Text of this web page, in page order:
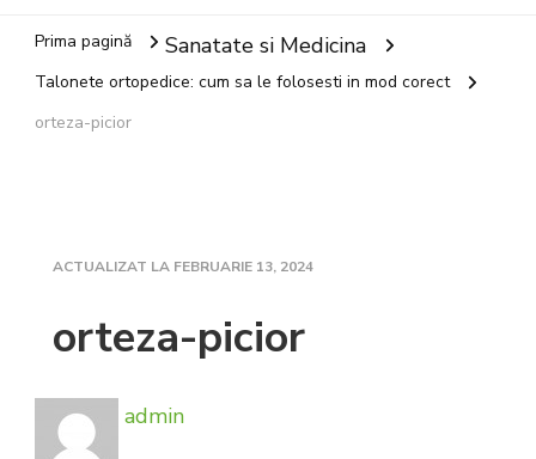
Prima pagină Sanatate si Medicina
Talonete ortopedice: cum sa le folosesti in mod corect
orteza-picior
ACTUALIZAT LA FEBRUARIE 13, 2024
orteza-picior
admin